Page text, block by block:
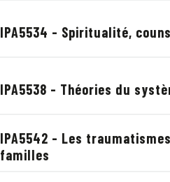
IPA5534 - Spiritualité,
IPA5538 - Théories du
IPA5542 - Les
familles